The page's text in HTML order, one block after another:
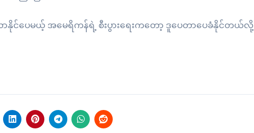
င်ပေမယ့် အမေရိကန်ရဲ့ စီးပွားရေးကတော့ ဒူပေတာပေခံနိုင်တယ်လို့